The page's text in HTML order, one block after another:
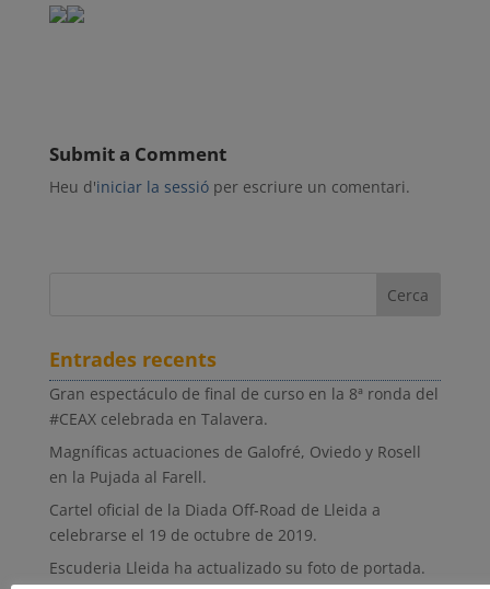
Submit a Comment
Heu d'iniciar la sessióper escriure un comentari.
Entrades recents
Gran espectáculo de final de curso en la 8ª ronda del
#CEAX celebrada en Talavera.
Magníficas actuaciones de Galofré, Oviedo y Rosell
en la Pujada al Farell.
Cartel oficial de la Diada Off-Road de Lleida a
celebrarse el 19 de octubre de 2019.
Escuderia Lleida ha actualizado su foto de portada.